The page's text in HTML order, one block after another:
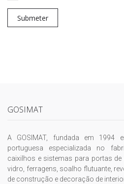
Submeter
GOSIMAT
A GOSIMAT, fundada em 1994
portuguesa especializada no
caixilhos e sistemas para portas
vidro, ferragens, soalho flutuante,
de construção e decoração de